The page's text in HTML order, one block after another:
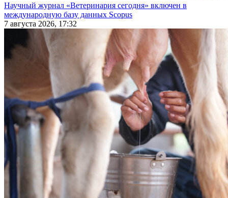
Научный журнал «Ветеринария сегодня» включен в
международную базу данных Scopus
7 августа 2026, 17:32